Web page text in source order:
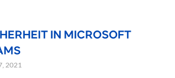
IN MICROSOFT
2021